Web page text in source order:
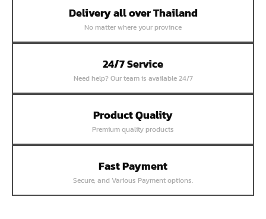
หน้าแปลนเหล็กคอสูง
หน้าแปลนเชื่อมบอด SUS304 JEF 300P RF
หน้าแปลนเชื่อมบอด SUS304 JEF PN40 RF
หน้าแปลนเชื่อมบอด SUS304 JEF PN16 RF
หน้าแปลนเชื่อมบอด SUS304 JEF PN10 FF
หน้าแปลนเชื่อมบอด SUS304 JEF 10K FF
หน้าแปลนเชื่อมบอด SUS304 JEF 5K FF
หน้าแปลนเชื่อมบอด SUS304 JEF 150P RF
Delivery all over Thailand
No matter where your province
24/7 Service
Need help? Our team is available 24/7
Product Quality
Premium quality products
Fast Payment
Secure, and Various Payment options.